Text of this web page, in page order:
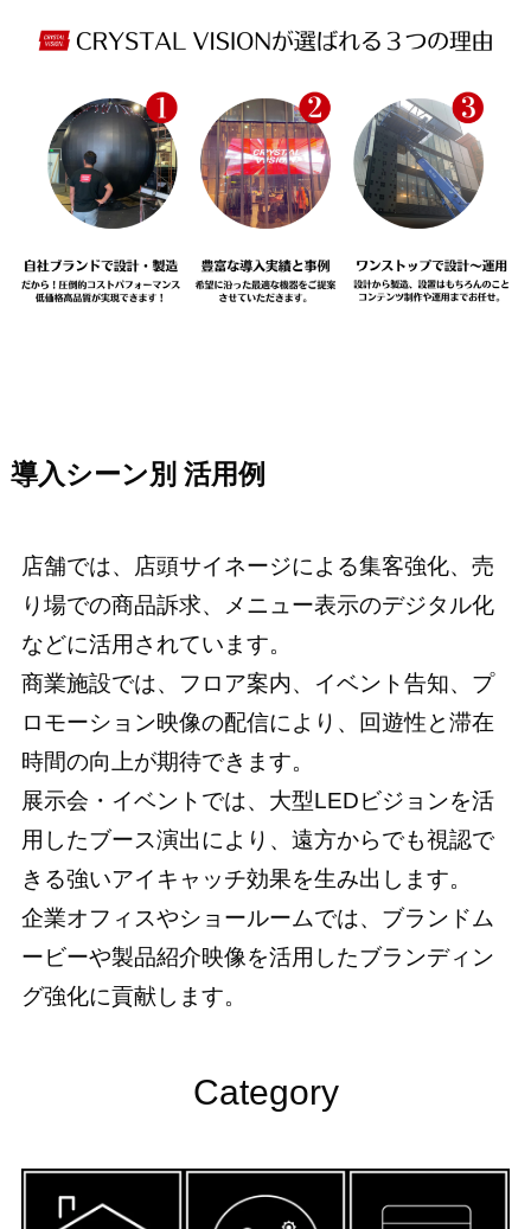
導入シーン別 活用例
店舗では、店頭サイネージによる集客強化、売
り場での商品訴求、メニュー表示のデジタル化
などに活用されています。
商業施設では、フロア案内、イベント告知、プ
ロモーション映像の配信により、回遊性と滞在
時間の向上が期待できます。
展示会・イベントでは、大型LEDビジョンを活
用したブース演出により、遠方からでも視認で
きる強いアイキャッチ効果を生み出します。
企業オフィスやショールームでは、ブランドム
ービーや製品紹介映像を活用したブランディン
グ強化に貢献します。
Category